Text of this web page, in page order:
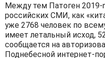
Между тем Патоген 2019-
российских СМИ, как
уже 2768 человек по
имеет летальный исход,
сообщается на
Поднебесной интернет-